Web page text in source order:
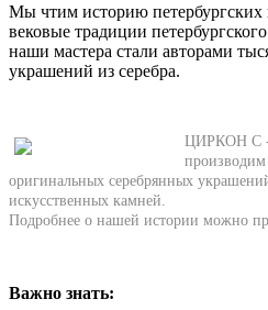
Мы чтим историю петербургских
вековые традиции
наши мастера стали авторами
украшений из серебра.
ЦИРКОН С -
оригинальных серебрянных
искусственных камней.
Подробнее о нашей истории можно
Важно знать: